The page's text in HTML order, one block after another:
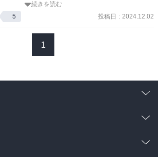
ェラーリはなかなか86との差を縮められな
ウアーが鳴りを潜める不気味な展開に。
の教え子参戦！参加条件が啓介の作ったレコ
続きを読む
5 投稿日 : 2024.12.02
1